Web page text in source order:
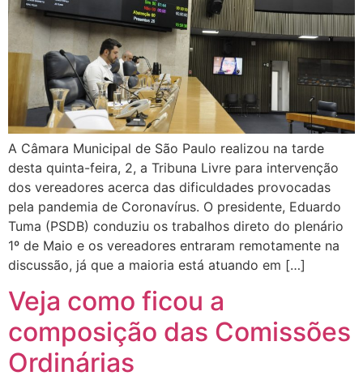
A Câmara Municipal de São Paulo realizou na tarde
desta quinta-feira, 2, a Tribuna Livre para intervenção
dos vereadores acerca das dificuldades provocadas
pela pandemia de Coronavírus. O presidente, Eduardo
Tuma (PSDB) conduziu os trabalhos direto do plenário
1º de Maio e os vereadores entraram remotamente na
discussão, já que a maioria está atuando em […]
Veja como ficou a
composição das Comissões
Ordinárias